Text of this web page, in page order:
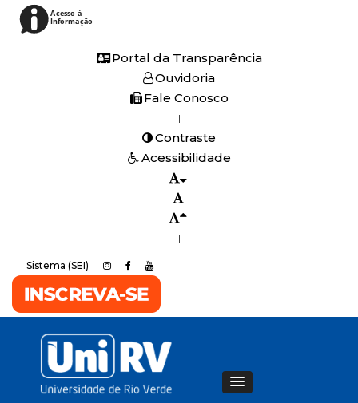
Acesso à
Informação
Portal da Transparência
Ouvidoria
Fale Conosco
|
Contraste
Acessibilidade
|
Sistema (SEI)